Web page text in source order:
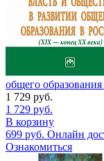
общего
1 729 руб.
1 729 руб.
В корзину
699 руб. Онлайн
Ознакомиться